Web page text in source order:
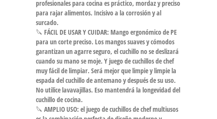
profesionales para cocina es práctico, mordaz y preciso
para rajar alimentos. Incisivo a la corrosión y al
surcado.
🔪 FÁCIL DE USAR Y CUIDAR: Mango ergonómico de PE
para un corte preciso. Los mangos suaves y cómodos
garantizan un agarre seguro, el cuchillo no se deslizará
cuando su mano se moje. Y juego de cuchillos de chef
muy fácil de limpiar. Será mejor que limpie y limpie la
espada del cuchillo de antemano y después de su uso.
No utilice lavavajillas. Eso mantendrá la longevidad del
cuchillo de cocina.
🔪 AMPLIO USO: el juego de cuchillos de chef multiusos